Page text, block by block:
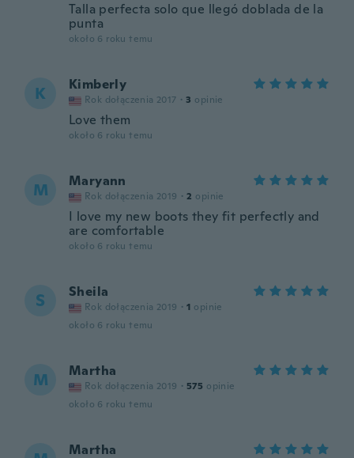
Talla perfecta solo que llegó doblada de la
punta
około 6 roku temu
K Kimberly
Rok dołączenia 2017 · 3 opinie
Love them
około 6 roku temu
M Maryann
Rok dołączenia 2019 · 2 opinie
I love my new boots they fit perfectly and
are comfortable
około 6 roku temu
S Sheila
Rok dołączenia 2019 · 1 opinie
około 6 roku temu
M Martha
Rok dołączenia 2019 · 575 opinie
około 6 roku temu
Martha